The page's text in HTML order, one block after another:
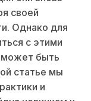
своей
Однако для
с этими
может быть
статье мы
и